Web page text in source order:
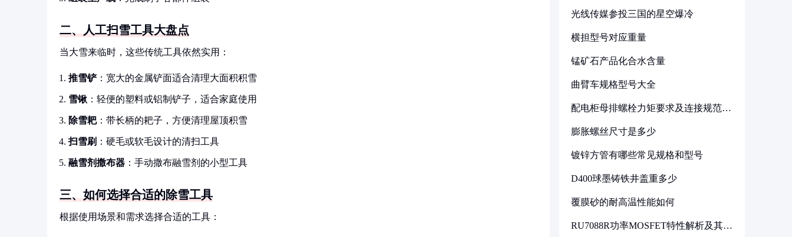
二、人工扫雪工具大盘点
当大雪来临时，这些传统工具依然实用：
推雪铲：宽大的金属铲面适合清理大面积积雪
雪锹 ：轻便的塑料或铝制铲子，适合家庭使用
除雪耙：带长柄的耙子，方便清理屋顶积雪
扫雪刷 ：硬毛或软毛设计的清扫工具
融雪剂撒布器 ：手动撒布融雪剂的小型工具
三、如何选择合适的除雪工具
根据使用场景和需求选择合适的工具：
光线传媒参投三国的星空爆冷
横担型号对应重量
锰矿石产品化合水含量
曲臂车规格型号大全
配电柜母排螺栓力矩要求及连接规范详
膨胀螺丝尺寸是多少
镀锌方管有哪些常见规格和型号
D400球墨铸铁井盖重多少
覆膜砂的耐高温性能如何
RU7088R功率MOSFET特性解析及其在